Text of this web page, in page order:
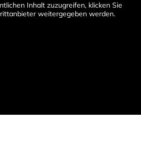
Inhalt zuzugreifen, klicken Sie
weitergegeben werden.